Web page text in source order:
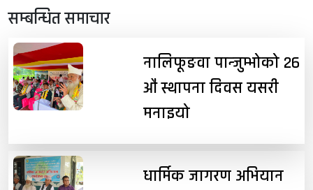
सम्बन्धित समाचार
नालिफूङवा पान्जुम्भोको २६
औं स्थापना दिवस यसरी
मनाइयो
धार्मिक जागरण अभियान